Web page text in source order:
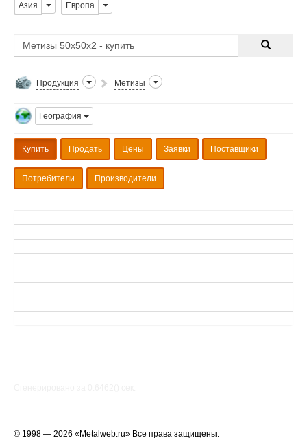
Азия Европа
Продукция Метизы
География
Купить Продать Цены Заявки Поставщики
Потребители Производители
© 1998 — 2026 «Metalweb.ru» Все права защищены.